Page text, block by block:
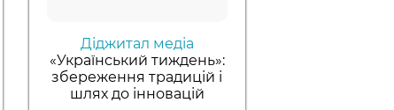
Діджитал медіа
«Український тиждень»:
збереження традицій і
шлях до інновацій